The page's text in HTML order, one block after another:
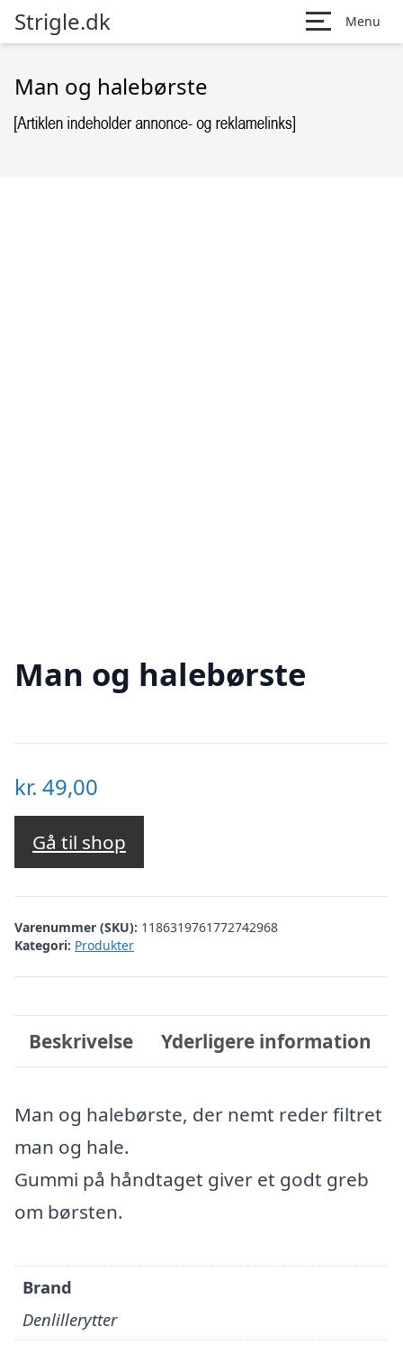
Strigle.dk Menu
Man og halebørste
Man og halebørste
kr. 49,00
Gå til shop
Varenummer (SKU): 1186319761772742968
Kategori: Produkter
Beskrivelse Yderligere information
Man og halebørste, der nemt reder filtret
man og hale.
Gummi på håndtaget giver et godt greb
om børsten.
Brand
Denlillerytter